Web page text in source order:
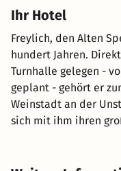
Ihr Hotel
Freylich, den Alten
hundert Jahren.
Turnhalle gelegen -
geplant - gehört er
Weinstadt an der
sich mit ihm ihren
erfüllt. Es ist ein